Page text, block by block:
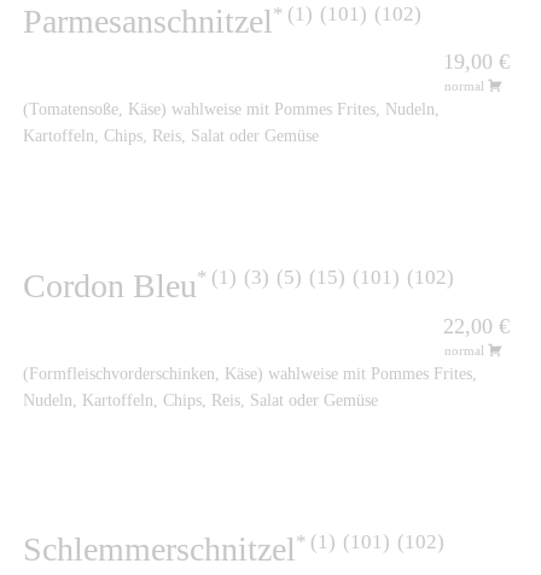
Parmesanschnitzel 1 101 102
19,00 €
normal
(Tomatensoße, Käse) wahlweise mit Pommes Frites, Nudeln,
Kartoffeln, Chips, Reis, Salat oder Gemüse
Cordon Bleu 1 3 5 15 101 102
22,00 €
normal
(Formfleischvorderschinken, Käse) wahlweise mit Pommes Frites,
Nudeln, Kartoffeln, Chips, Reis, Salat oder Gemüse
Schlemmerschnitzel 1 101 102